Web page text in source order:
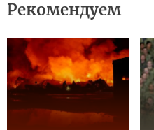
Рекомендуем